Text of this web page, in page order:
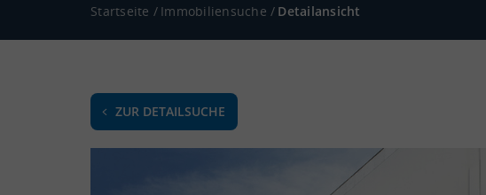
Startseite / Immobiliensuche / Detailansicht
ZUR DETAILSUCHE